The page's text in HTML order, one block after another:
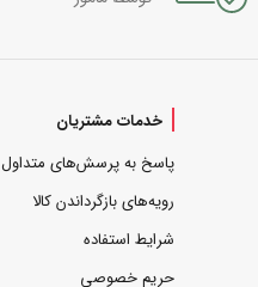
خدمات مشتریان
پاسخ به پرسش‌های متداول
رویه‌های بازگرداندن کالا
شرایط استفاده
حریم خصوصی